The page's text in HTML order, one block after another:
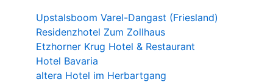
Upstalsboom Varel-Dangast (Friesland)
Residenzhotel Zum Zollhaus
Etzhorner Krug Hotel & Restaurant
Hotel Bavaria
altera Hotel im Herbartgang